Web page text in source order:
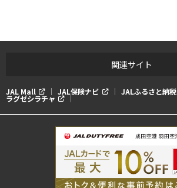
関連サイト
JAL Mall JAL保険ナビ JALふるさと納税
ラグゼシラチャ